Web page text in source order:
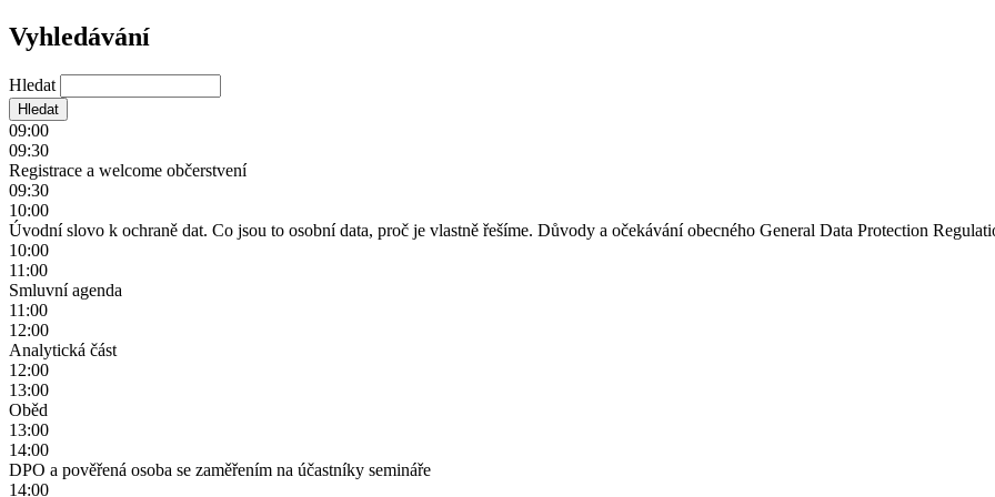
Vyhledávání
Hledat
09:00
09:30
Registrace a welcome občerstvení
09:30
10:00
Úvodní slovo k ochraně dat. Co jsou to osobní data, proč je vlastně řešíme. Důvody a očekávání obecného General Data Protection
10:00
11:00
Smluvní agenda
11:00
12:00
Analytická část
12:00
13:00
Oběd
13:00
14:00
DPO a pověřená osoba se zaměřením na účastníky semináře
14:00